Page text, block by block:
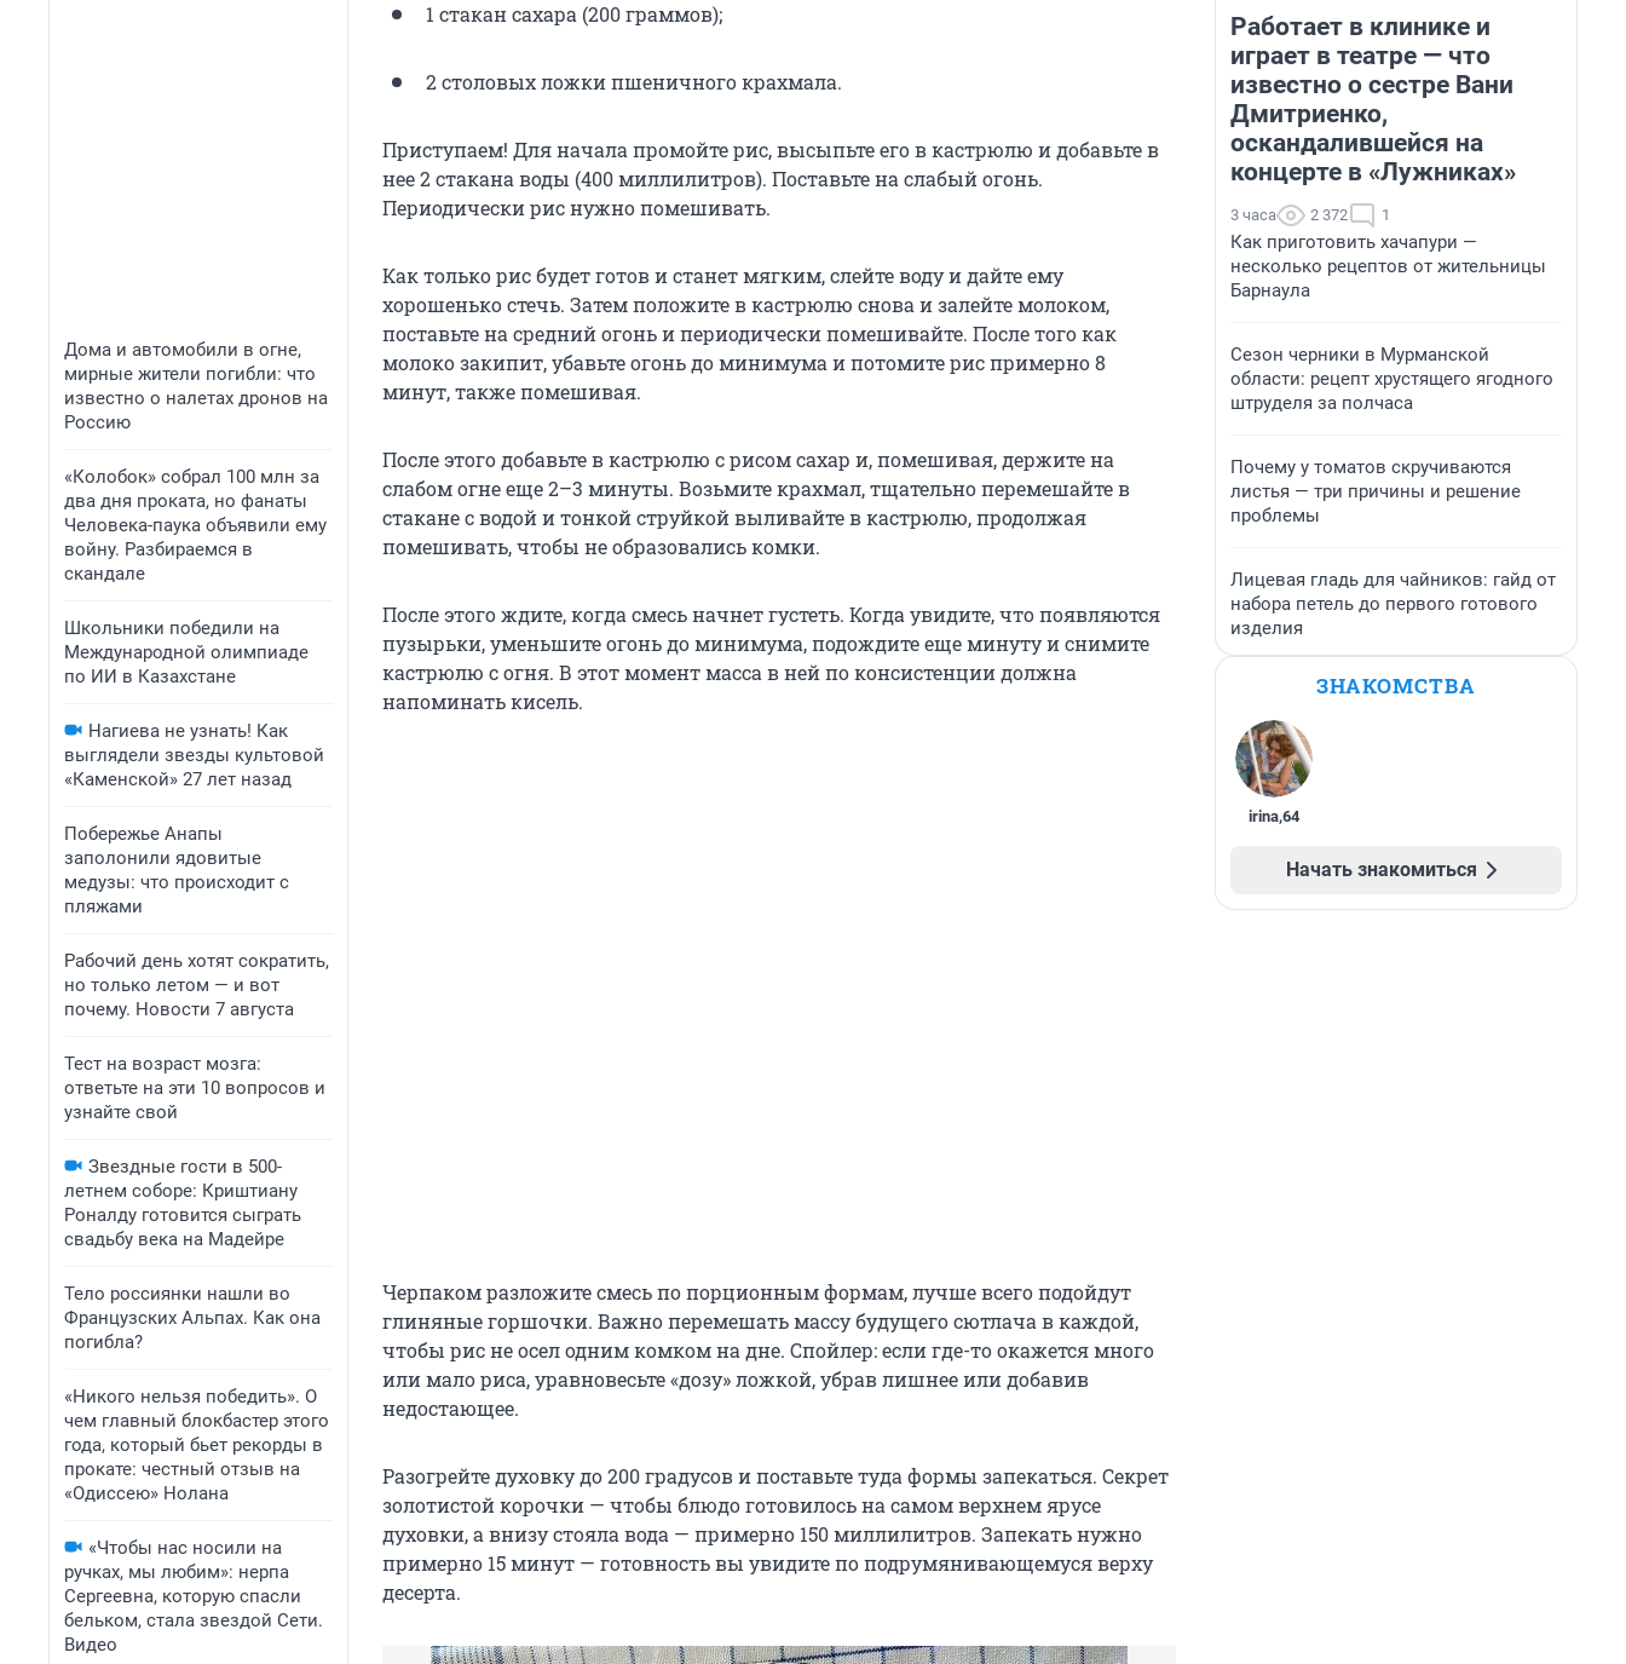
Дома и автомобили в огне,
мирные жители погибли: что
известно о налетах дронов на
Россию
«Колобок» собрал 100 млн за
два дня проката, но фанаты
Человека-паука объявили ему
войну. Разбираемся в
скандале
Школьники победили на
Международной олимпиаде
по ИИ в Казахстане
Нагиева не узнать! Как
выглядели звезды культовой
«Каменской» 27 лет назад
Побережье Анапы
заполонили ядовитые
медузы: что происходит с
пляжами
Рабочий день хотят сократить,
но только летом — и вот
почему. Новости 7 августа
Тест на возраст мозга:
ответьте на эти 10 вопросов и
узнайте свой
Звездные гости в 500-
летнем соборе: Криштиану
Роналду готовится сыграть
свадьбу века на Мадейре
Тело россиянки нашли во
Французских Альпах. Как она
погибла?
«Никого нельзя победить». О
чем главный блокбастер этого
года, который бьет рекорды в
прокате: честный отзыв на
«Одиссею» Нолана
«Чтобы нас носили на
ручках, мы любим»: нерпа
Сергеевна, которую спасли
бельком, стала звездой Сети.
Видео
1 стакан сахара (200 граммов);
2 столовых ложки пшеничного крахмала.
Приступаем! Для начала промойте рис, высыпьте его в кастрюлю и добавьте в
нее 2 стакана воды (400 миллилитров). Поставьте на слабый огонь.
Периодически рис нужно помешивать.
Как только рис будет готов и станет мягким, слейте воду и дайте ему
хорошенько стечь. Затем положите в кастрюлю снова и залейте молоком,
поставьте на средний огонь и периодически помешивайте. После того как
молоко закипит, убавьте огонь до минимума и потомите рис примерно 8
минут, также помешивая.
После этого добавьте в кастрюлю с рисом сахар и, помешивая, держите на
слабом огне еще 2–3 минуты. Возьмите крахмал, тщательно перемешайте в
стакане с водой и тонкой струйкой выливайте в кастрюлю, продолжая
помешивать, чтобы не образовались комки.
После этого ждите, когда смесь начнет густеть. Когда увидите, что появляются
пузырьки, уменьшите огонь до минимума, подождите еще минуту и снимите
кастрюлю с огня. В этот момент масса в ней по консистенции должна
напоминать кисель.
Черпаком разложите смесь по порционным формам, лучше всего подойдут
глиняные горшочки. Важно перемешать массу будущего сютлача в каждой,
чтобы рис не осел одним комком на дне. Спойлер: если где-то окажется много
или мало риса, уравновесьте «дозу» ложкой, убрав лишнее или добавив
недостающее.
Разогрейте духовку до 200 градусов и поставьте туда формы запекаться. Секрет
золотистой корочки — чтобы блюдо готовилось на самом верхнем ярусе
духовки, а внизу стояла вода — примерно 150 миллилитров. Запекать нужно
примерно 15 минут — готовность вы увидите по подрумянивающемуся верху
десерта.
Работает в клинике и
играет в театре — что
известно о сестре Вани
Дмитриенко,
оскандалившейся на
концерте в «Лужниках»
3 часа 2 372 1
Как приготовить хачапури —
несколько рецептов от жительницы
Барнаула
Сезон черники в Мурманской
области: рецепт хрустящего ягодного
штруделя за полчаса
Почему у томатов скручиваются
листья — три причины и решение
проблемы
Лицевая гладь для чайников: гайд от
набора петель до первого готового
изделия
ЗНАКОМСТВА
irina,64
Начать знакомиться